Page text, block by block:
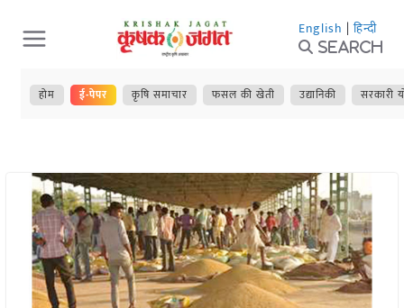
Skip
to
content
English | हिन्दी
Search
होम ई-पेपर कृषि समाचार फसल की खेती उद्यानिकी सरकारी